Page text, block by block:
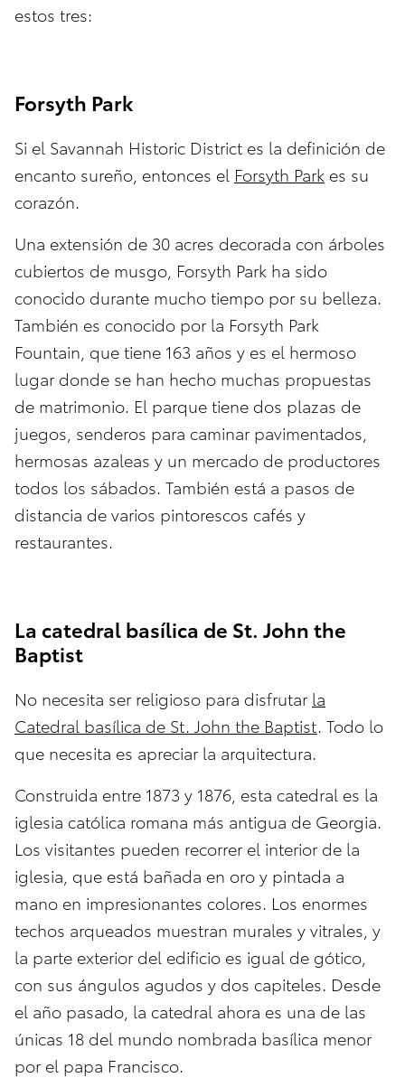
estos tres:
Forsyth Park
Si el Savannah Historic District es la definición de
encanto sureño, entonces el Forsyth Park es su
corazón.
Una extensión de 30 acres decorada con árboles
cubiertos de musgo, Forsyth Park ha sido
conocido durante mucho tiempo por su belleza.
También es conocido por la Forsyth Park
Fountain, que tiene 163 años y es el hermoso
lugar donde se han hecho muchas propuestas
de matrimonio. El parque tiene dos plazas de
juegos, senderos para caminar pavimentados,
hermosas azaleas y un mercado de productores
todos los sábados. También está a pasos de
distancia de varios pintorescos cafés y
restaurantes.
La catedral basílica de St. John the
Baptist
No necesita ser religioso para disfrutar la
Catedral basílica de St. John the Baptist . Todo lo
que necesita es apreciar la arquitectura.
Construida entre 1873 y 1876, esta catedral es la
iglesia católica romana más antigua de Georgia.
Los visitantes pueden recorrer el interior de la
iglesia, que está bañada en oro y pintada a
mano en impresionantes colores. Los enormes
techos arqueados muestran murales y vitrales, y
la parte exterior del edificio es igual de gótico,
con sus ángulos agudos y dos capiteles. Desde
el año pasado, la catedral ahora es una de las
únicas 18 del mundo nombrada basílica menor
por el papa Francisco.